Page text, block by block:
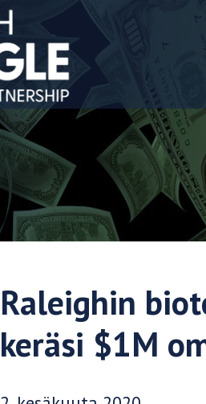
Raleighin
keräsi $1M
Julkaisupäivä: